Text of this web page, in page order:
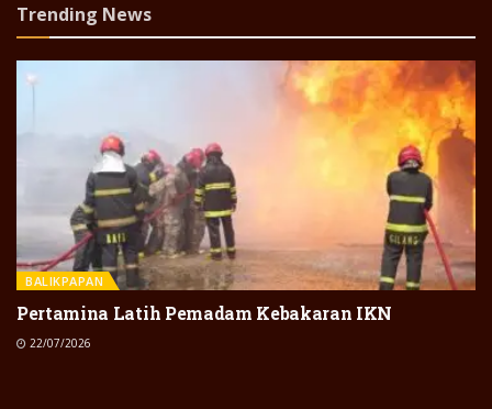
Trending News
BALIKPAPAN
Pertamina Latih Pemadam Kebakaran IKN
22/07/2026